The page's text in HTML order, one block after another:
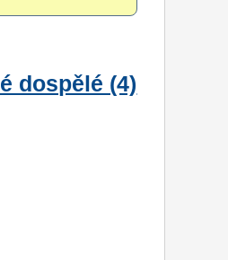
dospělé (4)